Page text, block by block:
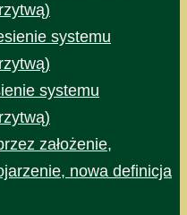
systemu
systemu
założenie,
nowa definicja